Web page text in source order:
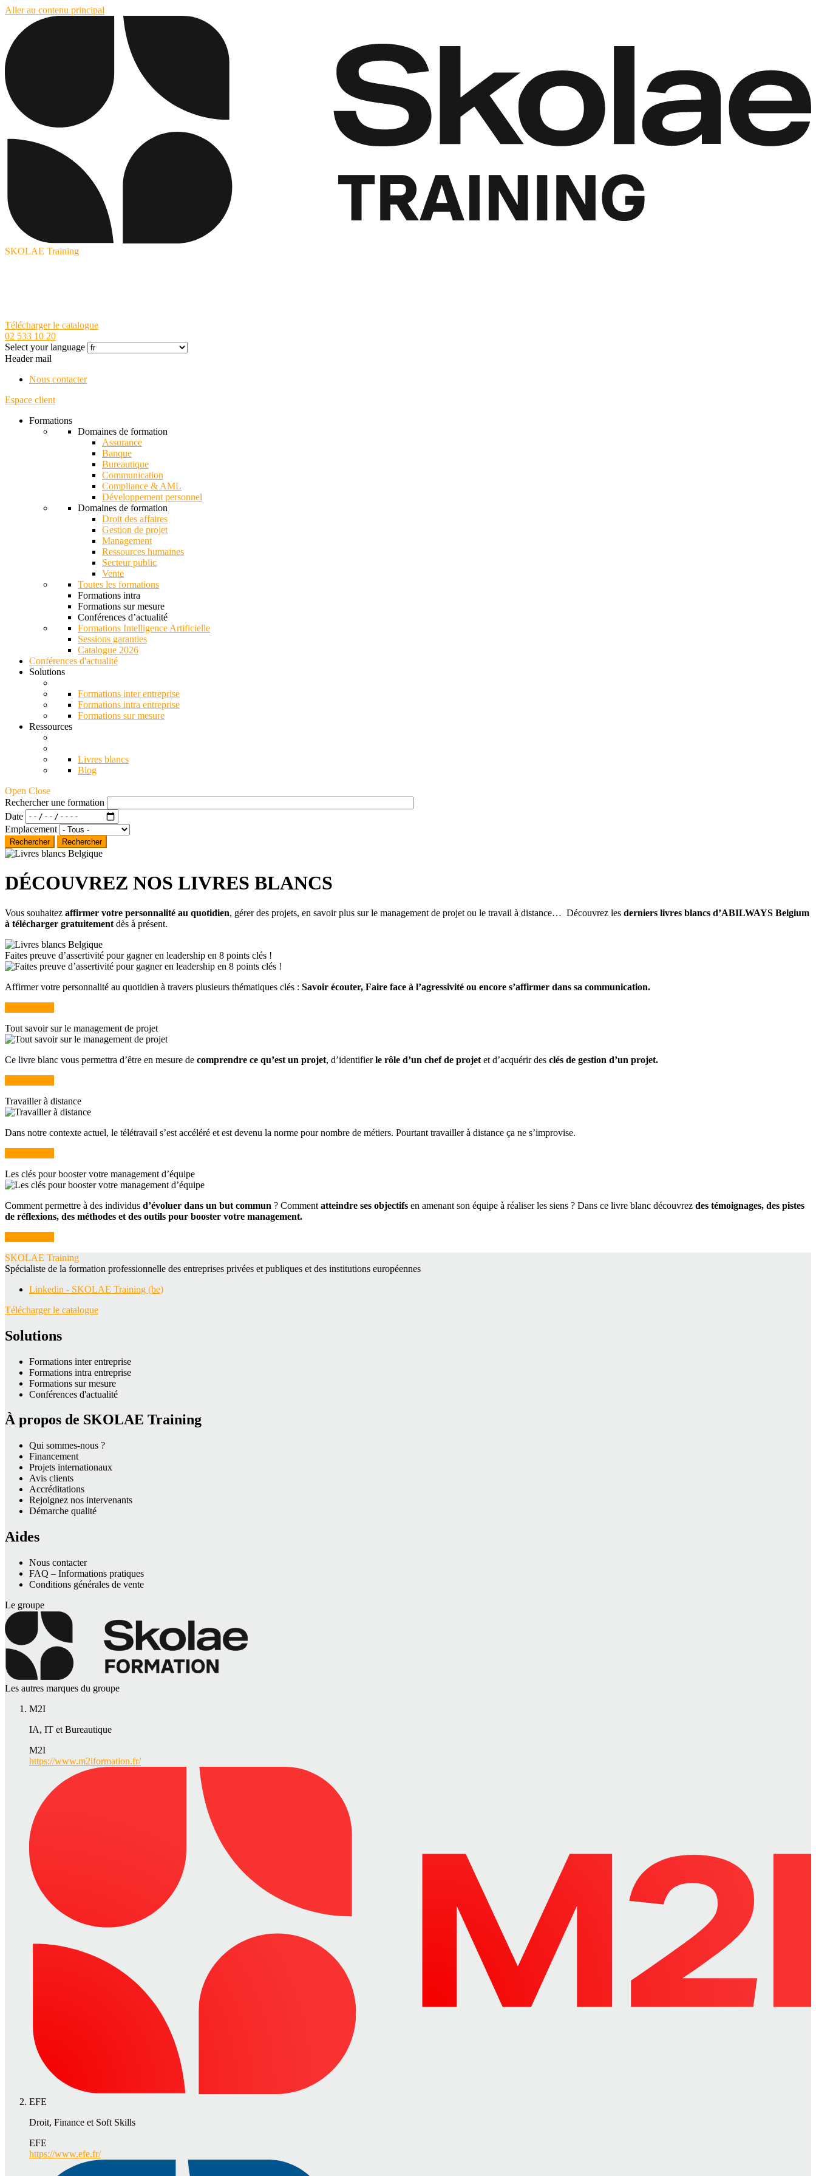
Aller au contenu principal
SKOLAE Training
Télécharger le catalogue
02 533 10 20
Select your language
Header mail
Nous contacter
Espace client
Formations
Domaines de formation
Assurance
Banque
Bureautique
Communication
Compliance & AML
Développement personnel
Domaines de formation
Droit des affaires
Gestion de projet
Management
Ressources humaines
Secteur public
Vente
Toutes les formations
Formations intra
Formations sur mesure
Conférences d’actualité
Formations Intelligence Artificielle
Sessions garanties
Catalogue 2026
Conférences d'actualité
Solutions
Formations inter entreprise
Formations intra entreprise
Formations sur mesure
Ressources
Livres blancs
Blog
Open Close
Rechercher une formation
Date
Emplacement
Rechercher
DÉCOUVREZ NOS LIVRES BLANCS
Vous souhaitez affirmer votre personnalité au quotidien, gérer des projets, en savoir plus sur le management de projet ou le travail à distance… Découvrez les derniers livres blancs d’ABILWAYS Belgium
à télécharger gratuitement dès à présent.
Faites preuve d’assertivité pour gagner en leadership en 8 points clés !
Affirmer votre personnalité au quotidien à travers plusieurs thématiques clés : Savoir écouter, Faire face à l’agressivité ou encore s’affirmer dans sa communication.
Tout savoir sur le management de projet
Ce livre blanc vous permettra d’être en mesure de comprendre ce qu’est un projet, d’identifierle rôle d’un chef de projet et d’acquérir des clés de gestion d’un projet.
Travailler à distance
Dans notre contexte actuel, le télétravail s’est accéléré et est devenu la norme pour nombre de métiers. Pourtant travailler à distance ça ne s’improvise.
Les clés pour booster votre management d’équipe
Comment permettre à des individus d’évoluer dans un but commun ? Comment atteindre ses objectifs en amenant son équipe à réaliser les siens ? Dans ce livre blanc découvrez des témoignages, des pistes
de réflexions, des méthodes et des outils pour booster votre management.
SKOLAE Training
Spécialiste de la formation professionnelle des entreprises privées et publiques et des institutions européennes
Linkedin - SKOLAE Training (be)
Télécharger le catalogue
Solutions
Formations inter entreprise
Formations intra entreprise
Formations sur mesure
Conférences d'actualité
À propos de SKOLAE Training
Qui sommes-nous ?
Financement
Projets internationaux
Avis clients
Accréditations
Rejoignez nos intervenants
Démarche qualité
Aides
Nous contacter
FAQ – Informations pratiques
Conditions générales de vente
Le groupe
Les autres marques du groupe
M2I
IA, IT et Bureautique
M2I
https://www.m2iformation.fr/
EFE
Droit, Finance et Soft Skills
EFE
https://www.efe.fr/